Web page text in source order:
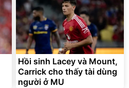
Hồi sinh Lacey và Mount,
Carrick cho thấy tài dùng
người ở MU